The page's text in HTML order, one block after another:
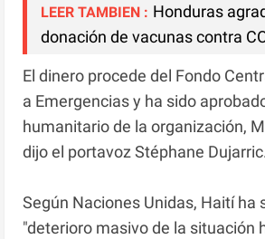
LEER TAMBIEN : Honduras
donación de vacunas contra
El dinero procede del Fondo
a Emergencias y ha sido
humanitario de la organización,
dijo el portavoz Stéphane
Según Naciones Unidas, Haití ha
"deterioro masivo de la situación